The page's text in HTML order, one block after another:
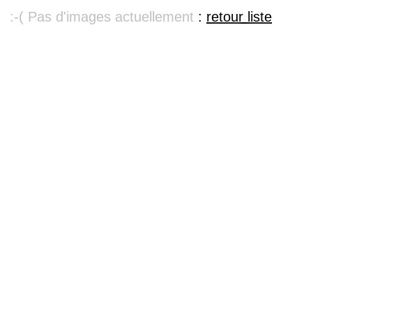
:-( Pas d'images actuellement : retour liste